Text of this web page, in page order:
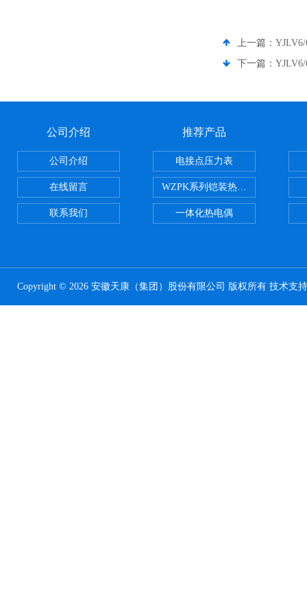
上一篇：
下一篇：
公司介绍
公司介绍
在线留言
联系我们
推荐产品
电接点压力表
WZPK系列铠装热电阻
一体化热电偶
Copyright © 2026 安徽天康（集团）股份有限公司 版权所有 技术支